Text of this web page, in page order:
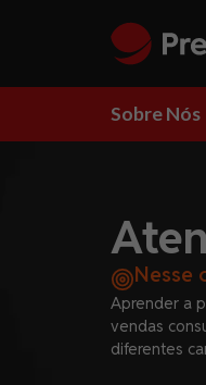
Sobre Nós
Nesse
Aprender a
vendas
diferentes